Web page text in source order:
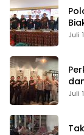
Juli
Juli